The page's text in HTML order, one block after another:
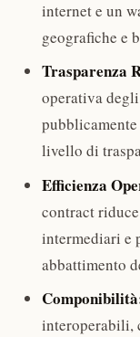
internet e un
geografiche e
Trasparenza
operativa
livello di
Efficienza
contract
intermediari e
abbattimento
interoperabili,